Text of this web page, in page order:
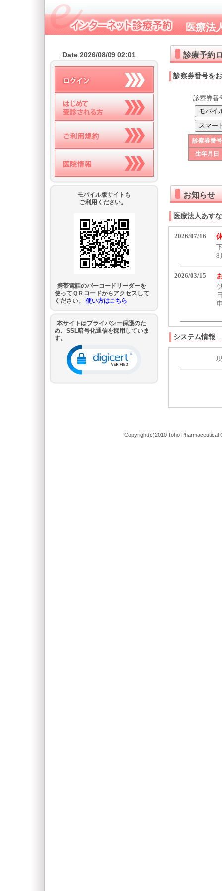
医療法
診療予約
診察券番号を
診察券番
診察券番号
生年月日
お知らせ
医療法人あす
システム情報
Date 2026/08/09 02:01
モバイル版サイトも
ご利用ください。
携帯電話のバーコードリーダーを
使ってＱＲコードからアクセスして
ください。 使い方はこちら
本サイトはプライバシー保護のた
め、SSL暗号化通信を採用していま
す。
Copyright(c)2010 Toho Pharmaceutical